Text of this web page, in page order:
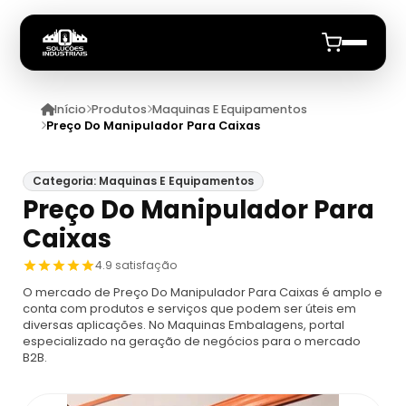
Início
Produtos
Maquinas E Equipamentos
Dosador
Máquina De Embalagem Compacta
Máquina Embaladora E Seladora
Datadores
Datadores
Datador De Potes
Anuncie
Início Produtos Maquinas E Equipamentos
Preço Do Manipulador Para Caixas
Categoria: Maquinas E Equipamentos
Preço Do Manipulador Para
Caixas
4.9 satisfação
O mercado de Preço Do Manipulador Para Caixas é amplo e
conta com produtos e serviços que podem ser úteis em
diversas aplicações. No Maquinas Embalagens, portal
especializado na geração de negócios para o mercado
B2B.